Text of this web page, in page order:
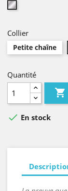
Argent
Collier
Petite chaîne
Quantité

 En stock